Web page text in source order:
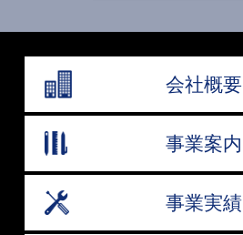
会社概要
事業案内
事業実績